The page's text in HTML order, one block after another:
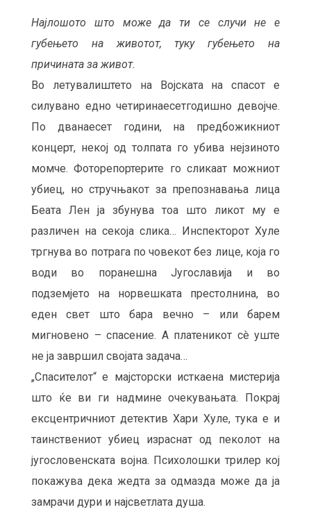
Најлошото што може да ти се случи не е
губењето на животот, туку губењето на
причината за живот.
Во летувалиштето на Војската на спасот е
силувано едно четиринаесетгодишно девојче.
По дванаесет години, на предбожикниот
концерт, некој од толпата го убива нејзиното
момче. Фоторепортерите го сликаат можниот
убиец, но стручњакот за препознавања лица
Беата Лен ја збунува тоа што ликот му е
различен на секоја слика… Инспекторот Хуле
тргнува во потрага по човекот без лице, која го
води во поранешна Југославија и во
подземјето на норвешката престолнина, во
еден свет што бара вечно – или барем
мигновено – спасение. А платеникот сè уште
не ја завршил својата задача…
„Спасителот“ е мајсторски исткаена мистерија
што ќе ви ги надмине очекувањата. Покрај
ексцентричниот детектив Хари Хуле, тука е и
таинствениот убиец израснат од пеколот на
југословенската војна. Психолошки трилер кој
покажува дека жедта за одмазда може да ја
замрачи дури и најсветлата душа.